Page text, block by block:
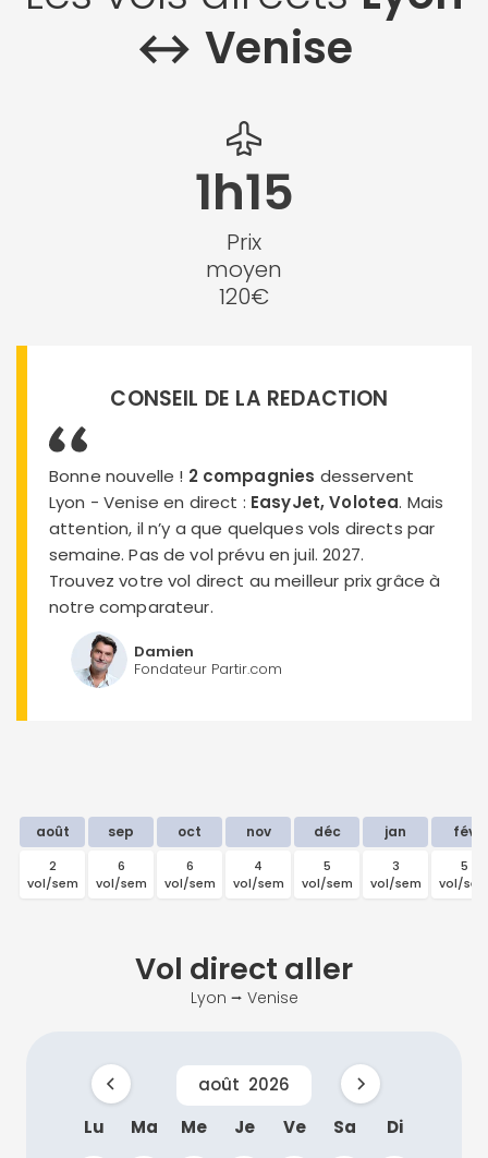
↔︎ Venise
1h15
Prix
moyen
120€
CONSEIL DE LA REDACTION
Bonne nouvelle ! 2 compagnies desservent
Lyon - Venise en direct : EasyJet, Volotea. Mais
attention, il n’y a que quelques vols directs par
semaine. Pas de vol prévu en juil. 2027.
Trouvez votre vol direct au meilleur prix grâce à
notre comparateur.
Damien
Fondateur Partir.com
août sep oct nov déc jan fév
2
vol/sem
6
vol/sem
6
vol/sem
4
vol/sem
5
vol/sem
3
vol/sem
5
vol/
Vol direct aller
Lyon ⭢ Venise
août 2026
Lu
Ma Me Je Ve Sa Di